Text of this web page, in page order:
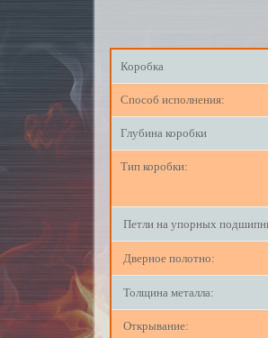
Коробка
Способ исполнения:
Глубина коробки
Тип коробки:
Петли на упорных
Дверное полотно:
Толщина металла:
Открывание: